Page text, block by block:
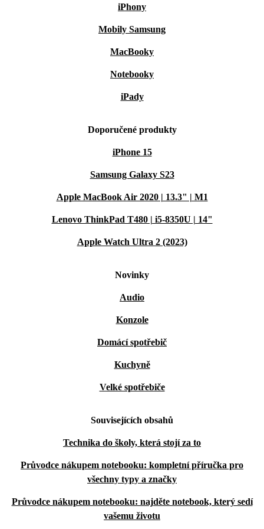
iPhony
Mobily Samsung
MacBooky
Notebooky
iPady
Doporučené produkty
iPhone 15
Samsung Galaxy S23
Apple MacBook Air 2020 | 13.3" | M1
Lenovo ThinkPad T480 | i5-8350U | 14"
Apple Watch Ultra 2 (2023)
Novinky
Audio
Konzole
Domácí spotřebič
Kuchyně
Velké spotřebiče
Souvisejících obsahů
Technika do školy, která stojí za to
Průvodce nákupem notebooku: kompletní příručka pro
všechny typy a značky
Průvodce nákupem notebooku: najděte notebook, který sedí
vašemu životu